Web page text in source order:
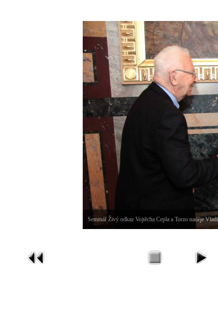
Seminář Živý odkaz Vojtěcha Cepla a Torzo naděje